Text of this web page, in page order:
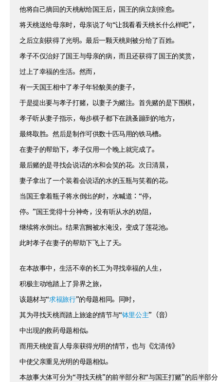
他将自己摘回的天桃献给国王后，国王的病立刻痊愈。
将天桃送给母亲时，母亲说了句“让我看看天桃长什么样吧”，
之后立刻获得了光明。最后一颗天桃则被分给了百姓。
孝子不仅治好了国王与母亲的病，而且还获得了国王的奖赏，
过上了幸福的生活。然而，
有一天国王相中了孝子年轻貌美的妻子，
于是提出要与孝子打赌，以妻子为赌注。首先赌的是下围棋，
孝子听从妻子指示，每步棋子都下在跳蚤蹦到的地方，
最终取胜。然后是制作可供数十匹马用的铁马槽。
在妻子的帮助下，孝子仅用一个晚上就完成了。
最后赌的是寻找会说话的水和会笑的花。次日清晨，
妻子拿出了一个装着会说话的水的玉瓶与笑着的花。
当国王拿着瓶子将水倒出的时，水喊道：“停，
停。”国王觉得十分神奇，没有听从水的劝阻，
继续将水倒出。结果宫阙被水淹没，变成了莲花池。
此时孝子在妻子的帮助下飞上了天。
在本故事中，生活不幸的长工为寻找幸福的人生，
积极主动地踏上了异界之旅，
该题材与“求福旅行”的母题相同。同时，
其为寻找天桃而踏上旅途的情节与“钵里公主”（音）
中出现的救药母题相似。
而用天桃使盲人母亲获得光明的情节，也与《沈清传》
中使父亲重见光明的母题相似。
本故事大体可分为“寻找天桃”的前半部分和“与国王打赌”的后半部